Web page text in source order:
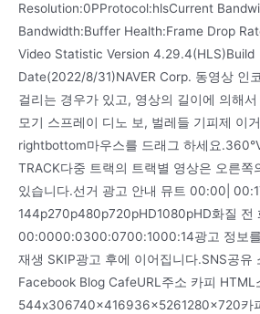
Resolution:0PProtocol:hlsCurrent
Bandwidth:Buffer Health:Frame Drop
Video Statistic Version 4.29.4(HLS)Build
Date(2022/8/31)NAVER Corp. 동영상 인
걸리는 경우가 있고, 영상의 길이에 의해
모기 스프레이 디노 보, 벌레들 기피제 이
rightbottom마우스를 드래그 하세요
TRACK다중 트랙의 트랙별 영상은 오른쪽
있습니다.선거 광고 안내 뮤트 00:00|
144p270p480p720pHD1080pHD화질 전
00:0000:0300:0700:1000:14광고 정보
재생 SKIP광고 후에 이어집니다.SNS공
Facebook Blog CafeURL주소 카피 HTML
544x306740x416936x5261280x720카